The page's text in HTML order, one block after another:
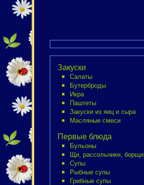
Закуски
Салаты
Бутерброды
Икра
Паштеты
Закуски из яиц и сыра
Масляные смеси
Первые блюда
Бульоны
Щи, рассольники, борщи
Супы
Рыбные супы
Грибные супы